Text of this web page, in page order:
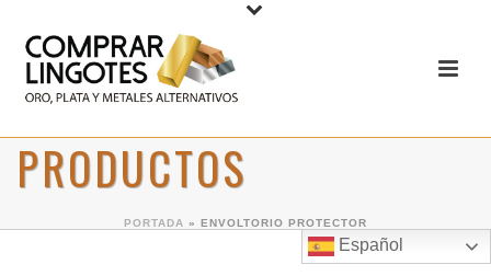
PRODUCTOS
PORTADA » ENVOLTORIO PROTECTOR
Español